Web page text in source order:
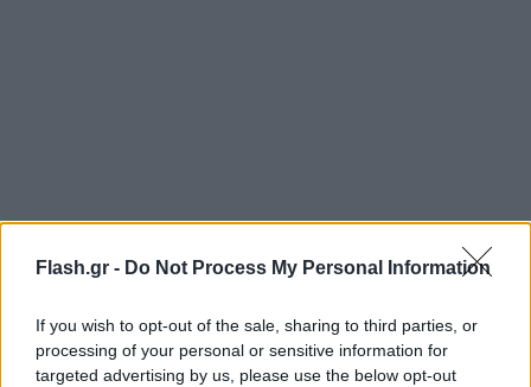
Flash.gr - Do Not Process My Personal Information
If you wish to opt-out of the sale, sharing to third parties, or
processing of your personal or sensitive information for
targeted advertising by us, please use the below opt-out